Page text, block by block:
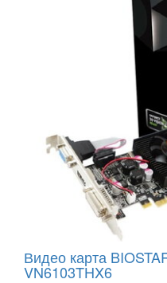
Видео карта
VN6103THX6